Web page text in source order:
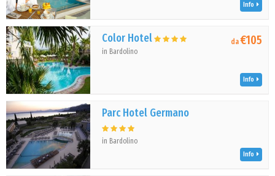
Info
Color Hotel
in Bardolino
da€105
Info
Parc Hotel Germano
in Bardolino
Info